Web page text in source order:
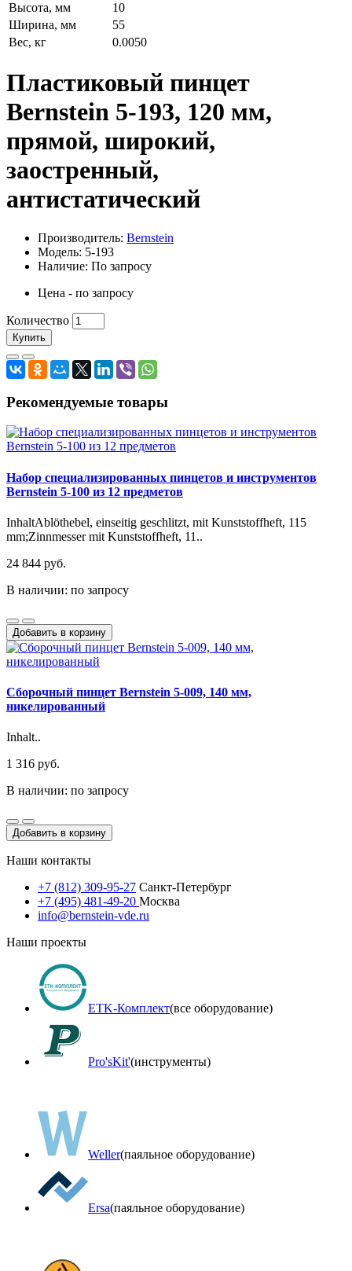
Высота, мм
10
Ширина, мм
55
Вес, кг
0.0050
Пластиковый пинцет
Bernstein 5-193, 120 мм,
прямой, широкий,
заостренный,
антистатический
Производитель: Bernstein
Модель: 5-193
Наличие: По запросу
Цена - по запросу
Количество
Купить
Рекомендуемые товары
Набор специализированных пинцетов и инструментов
Bernstein 5-100 из 12 предметов
InhaltAblöthebel, einseitig geschlitzt, mit Kunststoffheft, 115
mm;Zinnmesser mit Kunststoffheft, 11..
24 844 руб.
В наличии: по запросу
Добавить в корзину
Сборочный пинцет Bernstein 5-009, 140 мм,
никелированный
Inhalt..
1 316 руб.
В наличии: по запросу
Добавить в корзину
Наши контакты
+7 (812) 309-95-27 Санкт-Петербург
+7 (495) 481-49-20 Москва
info@bernstein-vde.ru
Наши проекты
ETK-Комплект(все оборудование)
Pro'sKit'(инструменты)
Weller(паяльное оборудование)
Ersa(паяльное оборудование)